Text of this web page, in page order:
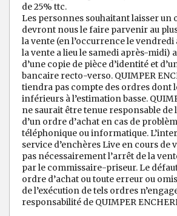
de 25% ttc.
Les personnes souhaitant laisser un
devront nous le faire parvenir au
la vente (en l’occurrence le vendredi
la vente a lieu le samedi après-midi)
d’une copie de pièce d’identité et
bancaire recto-verso. QUIMPER
tiendra pas compte des ordres dont
inférieurs à l’estimation basse.
ne saurait être tenue responsable
d’un ordre d’achat en cas de
téléphonique ou informatique.
service d’enchères Live en cours de
pas nécessairement l’arrêt de la
par le commissaire-priseur. Le
ordre d’achat ou toute erreur ou
de l’exécution de tels ordres
responsabilité de QUIMPER